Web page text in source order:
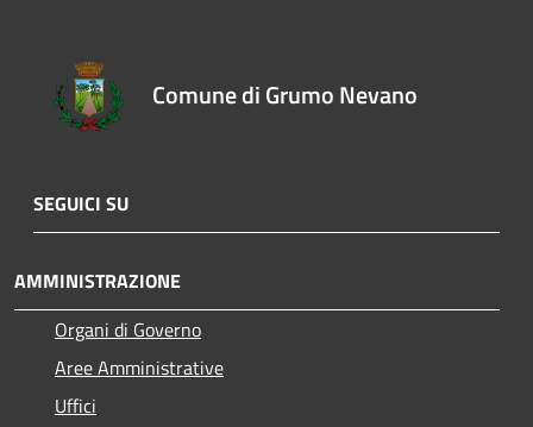
Comune di Grumo Nevano
SEGUICI SU
AMMINISTRAZIONE
Organi di Governo
Aree Amministrative
Uffici